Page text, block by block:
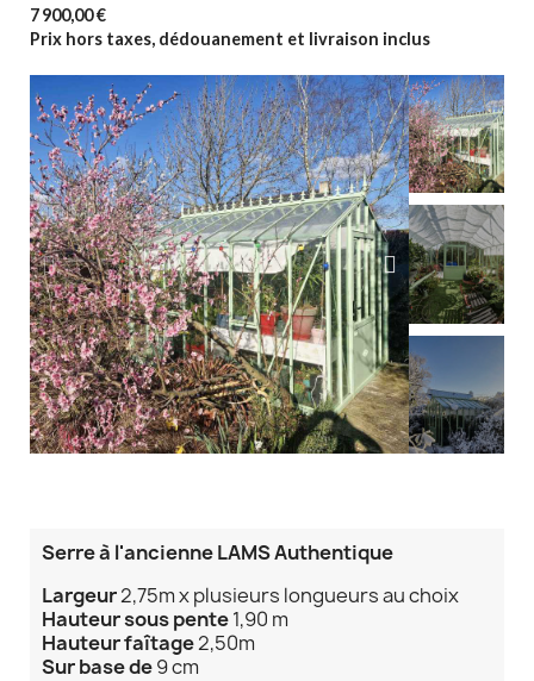
7 900,00 €
Prix hors taxes, dédouanement et livraison inclus
Serre à l'ancienne LAMS Authentique
Largeur2,75m x plusieurs longueurs au choix
Hauteursous pente1,90 m
Hauteur faîtage2,50m
Sur base de9 cm